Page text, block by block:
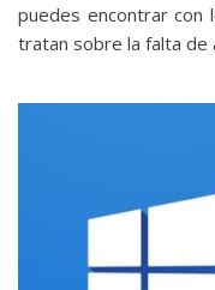
puedes encontrar con
tratan sobre la falta de